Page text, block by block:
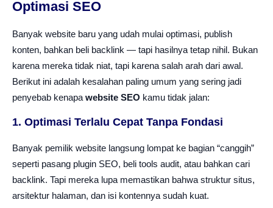
Optimasi SEO
Banyak website baru yang udah mulai optimasi, publish
konten, bahkan beli backlink — tapi hasilnya tetap nihil. Bukan
karena mereka tidak niat, tapi karena salah arah dari awal.
Berikut ini adalah kesalahan paling umum yang sering jadi
penyebab kenapa website SEO kamu tidak jalan:
1. Optimasi Terlalu Cepat Tanpa Fondasi
Banyak pemilik website langsung lompat ke bagian “canggih”
seperti pasang plugin SEO, beli tools audit, atau bahkan cari
backlink. Tapi mereka lupa memastikan bahwa struktur situs,
arsitektur halaman, dan isi kontennya sudah kuat.